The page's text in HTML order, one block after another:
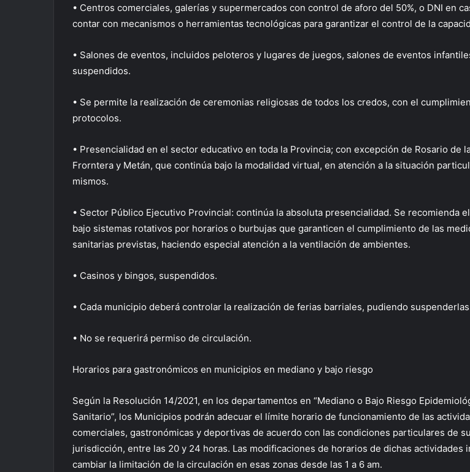
• Centros comerciales, galerías y supermercados con control de aforo del 50%, o DNI en
contar con mecanismos o herramientas tecnológicas para garantizar el control de la
• Salones de eventos, incluidos peloteros y lugares de juegos, salones de eventos
suspendidos.
• Se permite la realización de ceremonias religiosas de todos los credos, con el
protocolos.
• Presencialidad en el sector educativo en toda la Provincia; con excepción de Rosario de
Frorntera y Metán, que continúa bajo la modalidad virtual, en atención a la situación
mismos.
• Sector Público Ejecutivo Provincial: continúa la absoluta presencialidad. Se recomienda
bajo sistemas rotativos por horarios o burbujas que garanticen el cumplimiento de las
sanitarias previstas, haciendo especial atención a la ventilación de ambientes.
• Casinos y bingos, suspendidos.
• Cada municipio deberá controlar la realización de ferias barriales, pudiendo
• No se requerirá permiso de circulación.
Horarios para gastronómicos en municipios en mediano y bajo riesgo
Según la Resolución 14/2021, en los departamentos en “Mediano o Bajo Riesgo
Sanitario”, los Municipios podrán adecuar el límite horario de funcionamiento de las
comerciales, gastronómicas y deportivas de acuerdo con las condiciones particulares de su
jurisdicción, entre las 20 y 24 horas. Las modificaciones de horarios de dichas actividades
cambiar la limitación de la circulación en esas zonas desde las 1 a 6 am.